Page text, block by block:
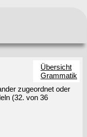
Übersicht
Grammatik
zugeordnet oder
(32. von 36